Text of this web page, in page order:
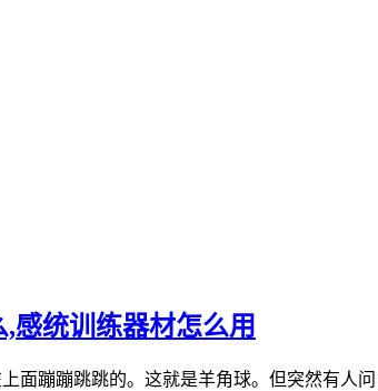
感统训练器材怎么用
面蹦蹦跳跳的。这就是羊角球。但突然有人